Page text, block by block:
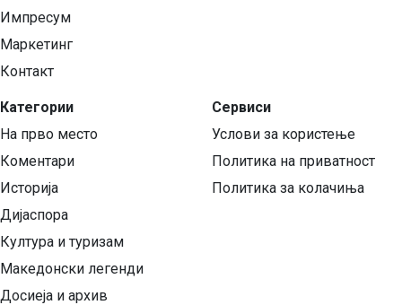
Импресум
Маркетинг
Контакт
Категории
На прво место
Коментари
Историја
Дијаспора
Култура и туризам
Македонски легенди
Досиеја и архив
Сервиси
Услови за користење
Политика на приватност
Политика за колачиња